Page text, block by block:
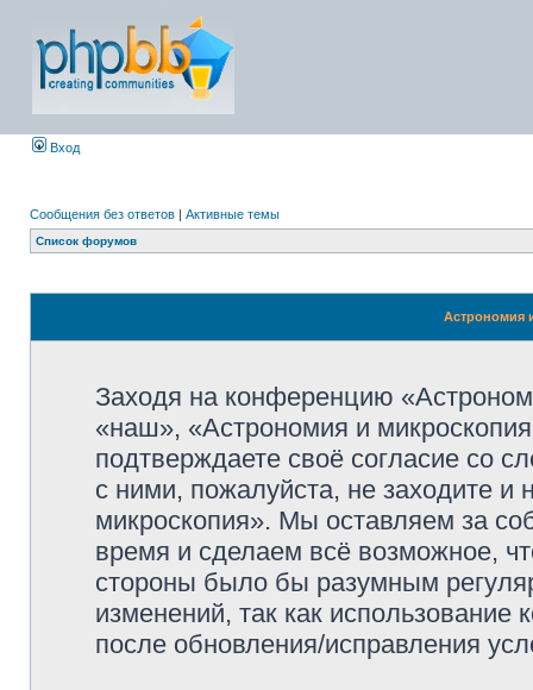
Вход
Сообщения без ответов | Активные темы
Список форумов
Астрономия
Заходя на конференцию
«наш», «Астрономия и
подтверждаете своё согласие со
с ними, пожалуйста, не заходите
микроскопия». Мы оставляем за
время и сделаем всё возможное,
стороны было бы разумным
изменений, так как
после обновления/исправления